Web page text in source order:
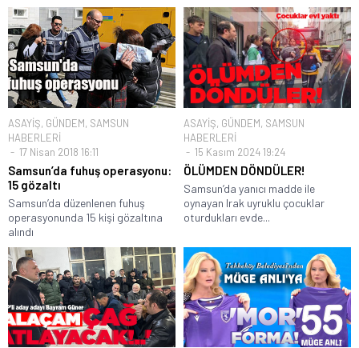
ASAYİŞ, GÜNDEM, SAMSUN
HABERLERİ
17 Nisan 2018 16:11
Samsun’da fuhuş operasyonu:
15 gözaltı
Samsun’da düzenlenen fuhuş
operasyonunda 15 kişi gözaltına
alındı
ASAYİŞ, GÜNDEM, SAMSUN
HABERLERİ
15 Kasım 2024 19:24
ÖLÜMDEN DÖNDÜLER!
Samsun’da yanıcı madde ile
oynayan Irak uyruklu çocuklar
oturdukları evde...